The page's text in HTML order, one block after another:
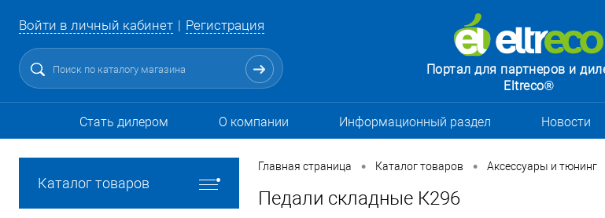
Войти в личный кабинет Регистрация
Портал для партнеров и
Eltreco®
Стать дилером О компании Информационный раздел Новости
Каталог товаров
Главная страница • Каталог товаров • Аксессуары и тюнинг
Педали складные К296